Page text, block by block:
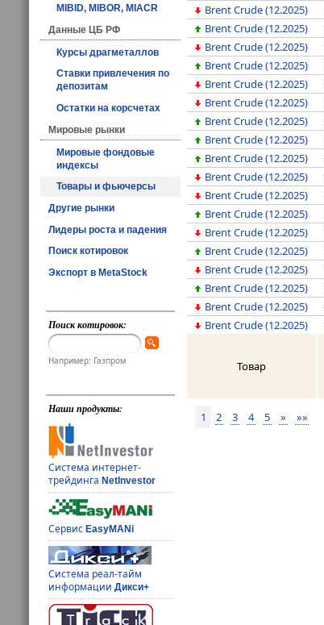
MIBID, MIBOR, MIACR
Данные ЦБ РФ
Курсы драгметаллов
Ставки привлечения по
депозитам
Остатки на корсчетах
Мировые рынки
Мировые фондовые
индексы
Товары и фьючерсы
Другие рынки
Лидеры роста и падения
Поиск котировок
Экспорт в MetaStock
Поиск котировок:
Например: Газпром
Наши продукты:
Система интернет-
трейдингаNetInvestor
СервисEasyMANi
Система реал-тайм
информацииДикси+
Brent Crude (12.2025)
Brent Crude (12.2025)
Brent Crude (12.2025)
Brent Crude (12.2025)
Brent Crude (12.2025)
Brent Crude (12.2025)
Brent Crude (12.2025)
Brent Crude (12.2025)
Brent Crude (12.2025)
Brent Crude (12.2025)
Brent Crude (12.2025)
Brent Crude (12.2025)
Brent Crude (12.2025)
Brent Crude (12.2025)
Brent Crude (12.2025)
Brent Crude (12.2025)
Brent Crude (12.2025)
Brent Crude (12.2025)
Товар
1 2 3 4 5 » »»